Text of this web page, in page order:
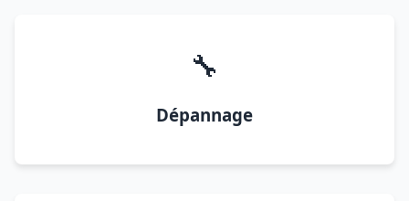
🔧
Dépannage